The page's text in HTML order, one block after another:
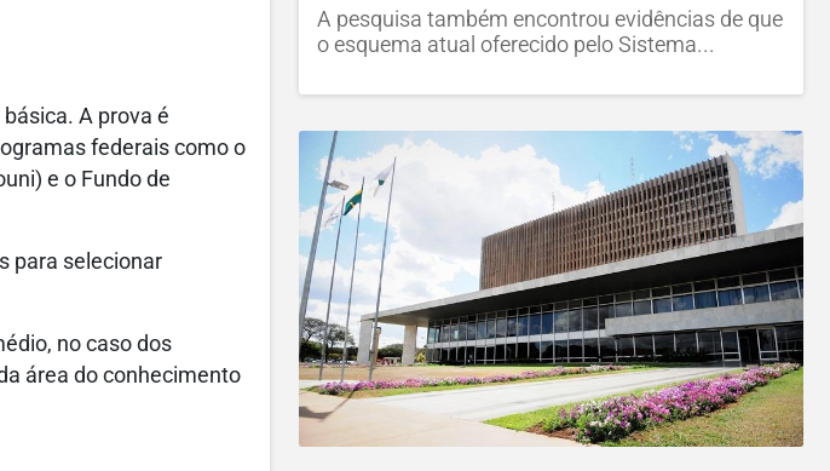
A prova é
federais como o
e o Fundo de
para selecionar
no caso dos
área do conhecimento
A pesquisa também encontrou evidências de que
o esquema atual oferecido pelo Sistema...